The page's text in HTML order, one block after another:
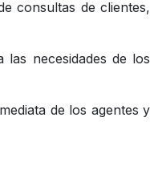
consultas de clientes,
necesidades de los
de los agentes y